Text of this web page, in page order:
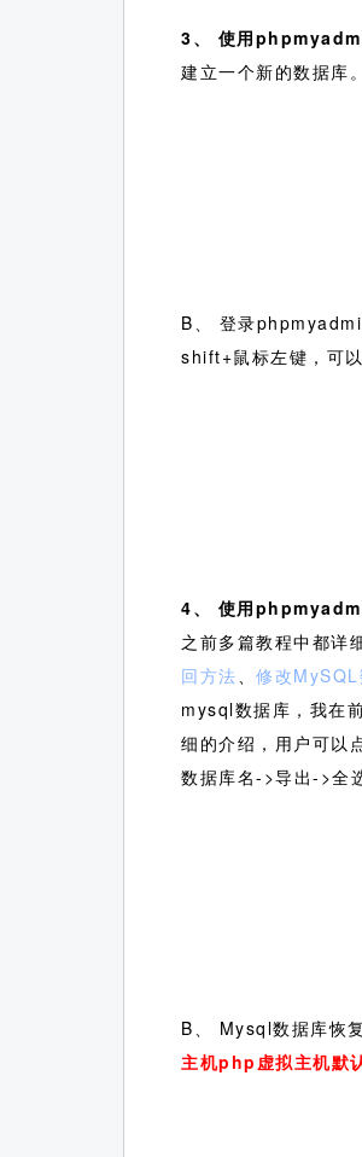
3、 使用
建立一个新的数据库
B、 登录
shift+鼠标左键，可
4、 使用
之前多篇教程中都详
回方法、 修改
mysql数据库，我在
细的介绍，用户可以
数据库名->导出->全
B、 Mysql数据库恢
主机php虚拟主机默